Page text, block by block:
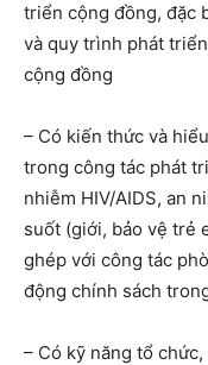
triển cộng đồng, đặc
và quy trình phát
cộng đồng
– Có kiến thức và
trong công tác phát
nhiễm HIV/AIDS, an
suốt (giới, bảo vệ trẻ
ghép với công tác
động chính sách
– Có kỹ năng tổ